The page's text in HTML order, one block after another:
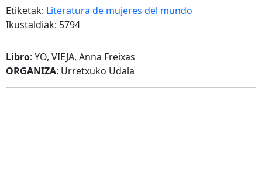
Etiketak: Literatura de mujeres del mundo
Ikustaldiak: 5794
Libro: YO, VIEJA, Anna Freixas
ORGANIZA: Urretxuko Udala